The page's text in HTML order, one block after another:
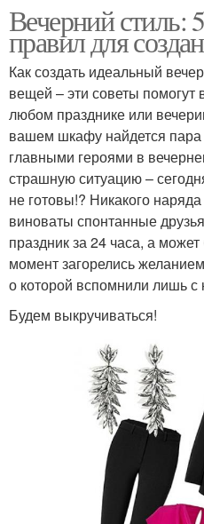
Вечерний стиль:
правил для
Как создать идеальный
вещей – эти советы помогут
любом празднике или
вашем шкафу найдется
главными героями в
страшную ситуацию –
не готовы!? Никакого
виноваты спонтанные
праздник за 24 часа, а
момент загорелись
о которой вспомнили лишь
Будем выкручиваться!